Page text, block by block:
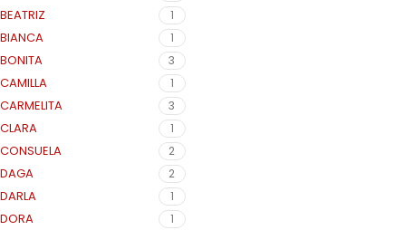
BEATRIZ 1
BIANCA 1
BONITA 3
CAMILLA 1
CARMELITA 3
CLARA 1
CONSUELA 2
DAGA 2
DARLA 1
DORA 1